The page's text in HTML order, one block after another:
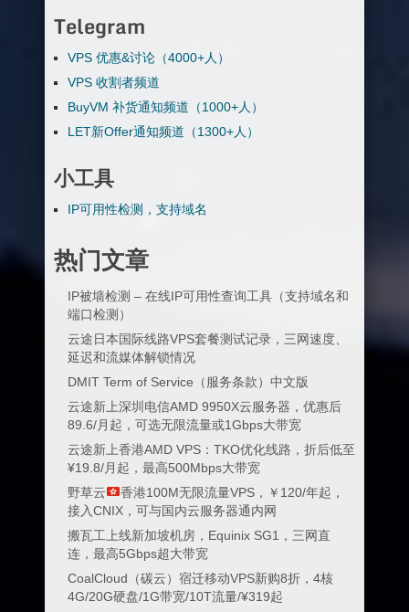
Telegram
VPS 优惠&讨论（4000+人）
VPS 收割者频道
BuyVM 补货通知频道（1000+人）
LET新Offer通知频道（1300+人）
小工具
IP可用性检测，支持域名
热门文章
IP被墙检测 – 在线IP可用性查询工具（支持域名和
端口检测）
云途日本国际线路VPS套餐测试记录，三网速度、
延迟和流媒体解锁情况
DMIT Term of Service（服务条款）中文版
云途新上深圳电信AMD 9950X云服务器，优惠后
89.6/月起，可选无限流量或1Gbps大带宽
云途新上香港AMD VPS：TKO优化线路，折后低至
¥19.8/月起，最高500Mbps大带宽
野草云
香港100M无限流量VPS，￥120/年起，
接入CNIX，可与国内云服务器通内网
搬瓦工上线新加坡机房，Equinix SG1，三网直
连，最高5Gbps超大带宽
CoalCloud（碳云）宿迁移动VPS新购8折，4核
4G/20G硬盘/1G带宽/10T流量/¥319起